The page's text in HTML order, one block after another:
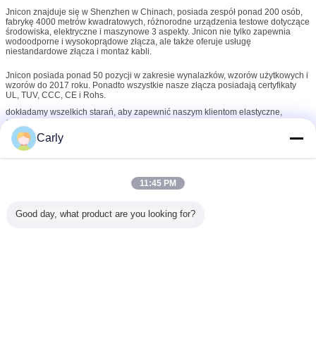
Jnicon znajduje się w Shenzhen w Chinach, posiada zespół ponad 200 osób,
fabrykę 4000 metrów kwadratowych, różnorodne urządzenia testowe dotyczące
środowiska, elektryczne i maszynowe 3 aspekty. Jnicon nie tylko zapewnia
wodoodporne i wysokoprądowe złącza, ale także oferuje usługę
niestandardowe złącza i montaż kabli.
Jnicon posiada ponad 50 pozycji w zakresie wynalazków, wzorów użytkowych i
wzorów do 2017 roku. Ponadto wszystkie nasze złącza posiadają certyfikaty
UL, TUV, CCC, CE i Rohs.
dokładamy wszelkich starań, aby zapewnić naszym klientom elastyczne,
opłacalne, wydajne i niezawodne rozwiązanie logistyczne.
Dzięki wieloletniemu doświadczeniu w zastosowaniach wodoodpornych złączy,
złącza Jnicon sprzedają się dobrze we wszystkich miastach i prowincjach w
Brytania, Niemcy, Holandia, Hiszpania, Zjednoczone Emiraty Arabskie itp.
również na zamówienia OEM i ODM, chętnie wybieramy aktualny produkt z
naszego katalogu lub szukamy pomocy dla Twojej aplikacji, możesz
Carly
11:45 PM
Good day, what product are you looking for?